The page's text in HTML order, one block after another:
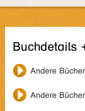
Buchdetails
Andere
Andere